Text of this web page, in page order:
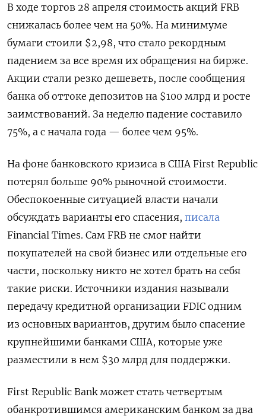
В ходе торгов 28 апреля стоимость акций FRB
снижалась более чем на 50%. На минимуме
бумаги стоили $2,98, что стало рекордным
падением за все время их обращения на бирже.
Акции стали резко дешеветь, после сообщения
банка об оттоке депозитов на $100 млрд и росте
заимствований. За неделю падение составило
75%, а с начала года — более чем 95%.
На фоне банковского кризиса в США First Republic
потерял больше 90% рыночной стоимости.
Обеспокоенные ситуацией власти начали
обсуждать варианты его спасения, писала
Financial Times. Сам FRB не смог найти
покупателей на свой бизнес или отдельные его
части, поскольку никто не хотел брать на себя
такие риски. Источники издания называли
передачу кредитной организации FDIC одним
из основных вариантов, другим было спасение
крупнейшими банками США, которые уже
разместили в нем $30 млрд для поддержки.
First Republic Bank может стать четвертым
обанкротившимся американским банком за два